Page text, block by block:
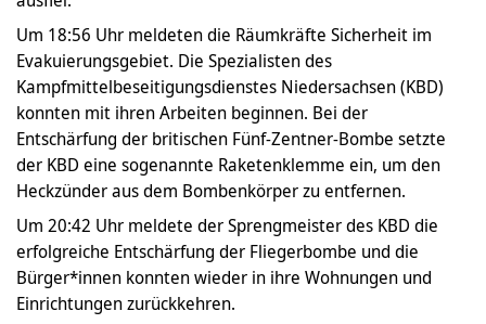
Um 18:56 Uhr meldeten die Räumkräfte Sicherheit im
Evakuierungsgebiet. Die Spezialisten des
Kampfmittelbeseitigungsdienstes Niedersachsen (KBD)
konnten mit ihren Arbeiten beginnen. Bei der
Entschärfung der britischen Fünf-Zentner-Bombe setzte
der KBD eine sogenannte Raketenklemme ein, um den
Heckzünder aus dem Bombenkörper zu entfernen.
Um 20:42 Uhr meldete der Sprengmeister des KBD die
erfolgreiche Entschärfung der Fliegerbombe und die
Bürger*innen konnten wieder in ihre Wohnungen und
Einrichtungen zurückkehren.